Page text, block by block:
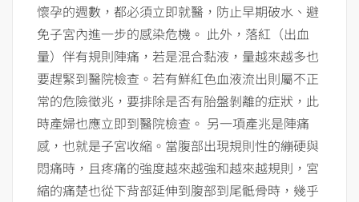
懷孕的週數，都必須立即就醫，防止早期破水、避
免子宮內進一步的感染危機。 此外，落紅（出血
量）伴有規則陣痛，若是混合黏液，量越來越多也
要趕緊到醫院檢查。若有鮮紅色血液流出則屬不正
常的危險徵兆，要排除是否有胎盤剝離的症狀，此
時產婦也應立即到醫院檢查。 另一項產兆是陣痛
感，也就是子宮收縮。當腹部出現規則性的繃硬與
悶痛時，且疼痛的強度越來越強和越來越規則，宮
縮的痛楚也從下背部延伸到腹部到尾骶骨時，幾乎